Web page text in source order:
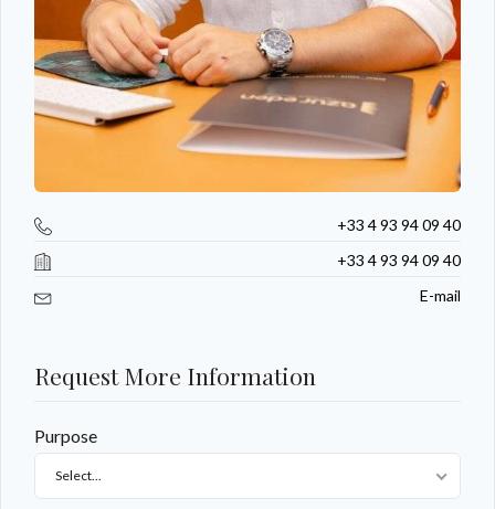
+33 4 93 94 09 40
+33 4 93 94 09 40
E-mail
Request More Information
Purpose
Select...